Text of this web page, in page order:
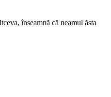
înseamnă că neamul ăsta